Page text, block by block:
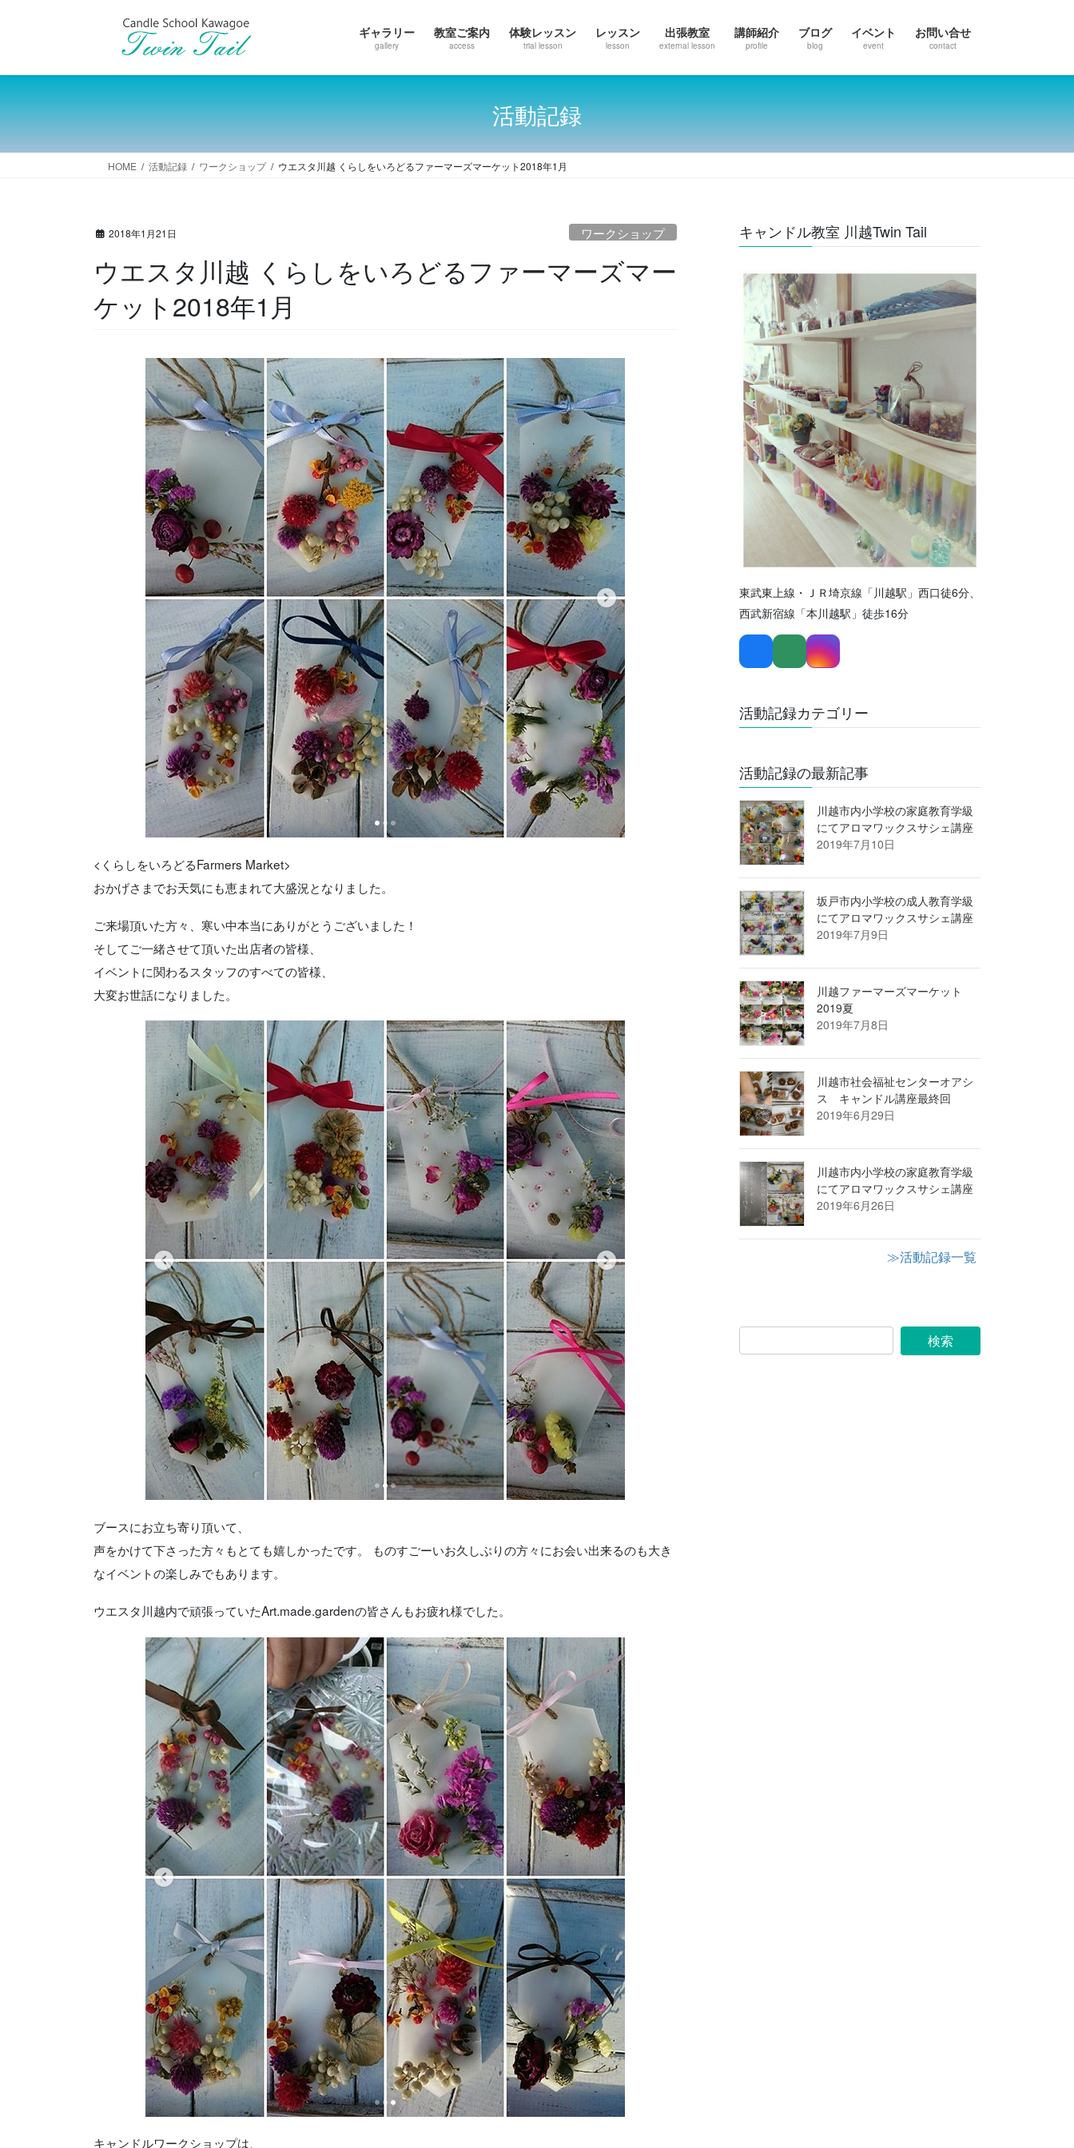
ツ
ス
キ
シ
ン
に
ギャラリー
gallery
教室ご案内
access
体験レッスン
trial lesson
レッスン
lesson
出張教室
external lesson
講師紹介
profile
ブログ
blog
イベント
event
お問い合せ
contact
活動記録
HOME 活動記録 ワークショップ ウエスタ川越 くらしをいろどるファーマーズマーケット2018年1月
2018年1月21日 ワークショップ
ウエスタ川越 くらしをいろどるファーマーズマー
ケット2018年1月
<くらしをいろどるFarmers Market>
おかげさまでお天気にも恵まれて大盛況となりました。
ご来場頂いた方々、寒い中本当にありがとうございました！
そしてご一緒させて頂いた出店者の皆様、
イベントに関わるスタッフのすべての皆様、
大変お世話になりました。
ブースにお立ち寄り頂いて、
声をかけて下さった方々もとても嬉しかったです。 ものすごーいお久しぶりの方々にお会い出来るのも大き
なイベントの楽しみでもあります。
ウエスタ川越内で頑張っていたArt.made.gardenの皆さんもお疲れ様でした。
キャンドルワークショップは、
キャンドル教室 川越Twin Tail
東武東上線・ＪＲ埼京線「川越駅」西口徒6分、
西武新宿線「本川越駅」徒歩16分
活動記録カテゴリー
活動記録の最新記事
川越市内小学校の家庭教育学級
にてアロマワックスサシェ講座
2019年7月10日
坂戸市内小学校の成人教育学級
にてアロマワックスサシェ講座
2019年7月9日
川越ファーマーズマーケット
2019夏
2019年7月8日
川越市社会福祉センターオアシ
ス キャンドル講座最終回
2019年6月29日
川越市内小学校の家庭教育学級
にてアロマワックスサシェ講座
2019年6月26日
≫活動記録一覧